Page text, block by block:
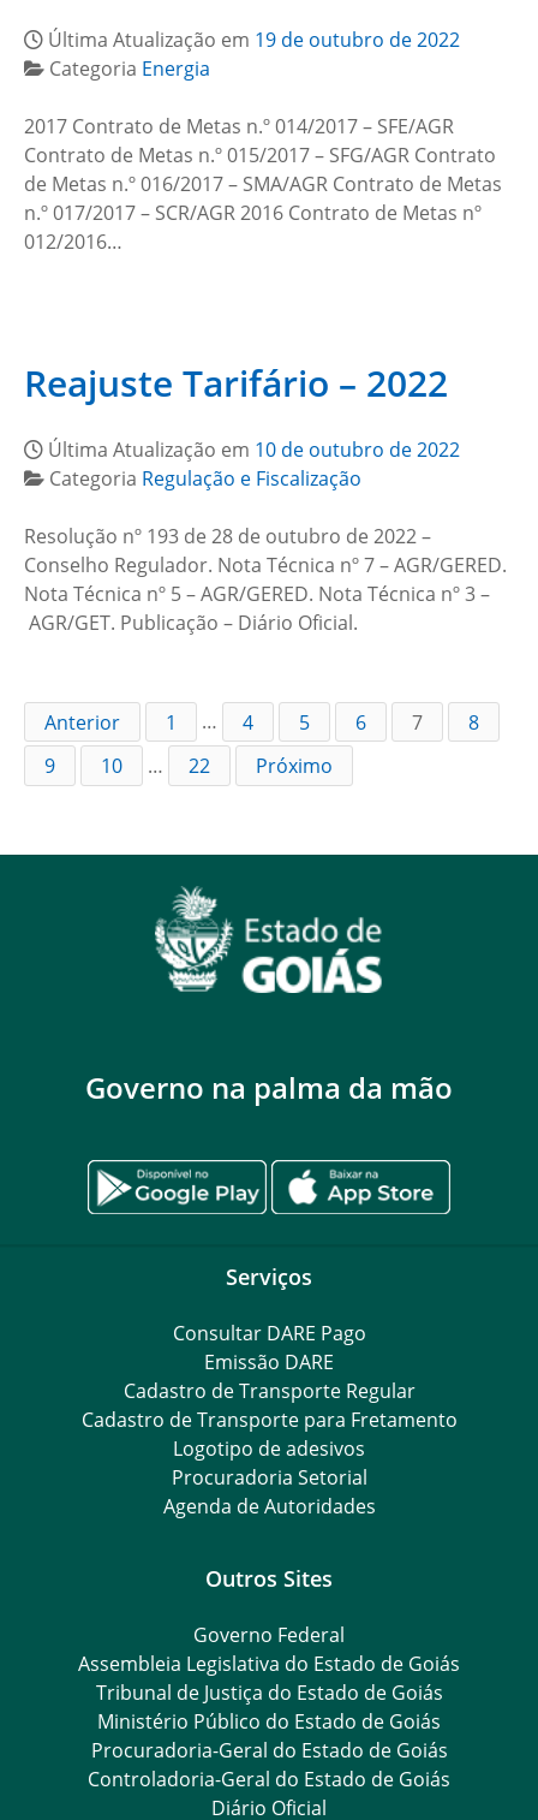
Última Atualização em 19 de outubro de 2022
Categoria Energia
2017 Contrato de Metas n.º 014/2017 – SFE/AGR
Contrato de Metas n.º 015/2017 – SFG/AGR Contrato
de Metas n.º 016/2017 – SMA/AGR Contrato de Metas
n.º 017/2017 – SCR/AGR 2016 Contrato de Metas nº
012/2016…
Reajuste Tarifário – 2022
Última Atualização em 10 de outubro de 2022
Categoria Regulação e Fiscalização
Resolução nº 193 de 28 de outubro de 2022 –
Conselho Regulador. Nota Técnica nº 7 – AGR/GERED.
Nota Técnica nº 5 – AGR/GERED. Nota Técnica nº 3 –
AGR/GET. Publicação – Diário Oficial.
Anterior 1 … 4 5 6 7
8
9
10 … 22 Próximo
Governo na palma da mão
Serviços
Consultar DARE Pago
Emissão DARE
Cadastro de Transporte Regular
Cadastro de Transporte para Fretamento
Logotipo de adesivos
Procuradoria Setorial
Agenda de Autoridades
Outros Sites
Governo Federal
Assembleia Legislativa do Estado de Goiás
Tribunal de Justiça do Estado de Goiás
Ministério Público do Estado de Goiás
Procuradoria-Geral do Estado de Goiás
Controladoria-Geral do Estado de Goiás
Diário Oficial